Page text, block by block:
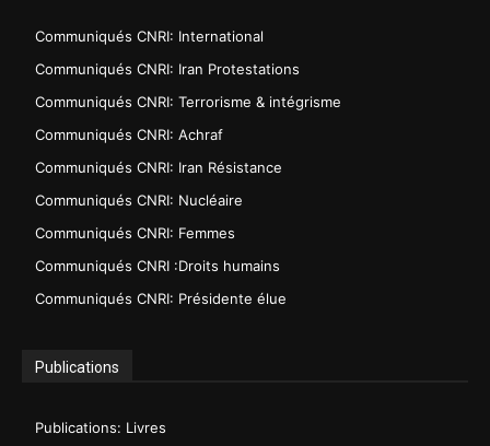
Communiqués CNRI: International
Communiqués CNRI: Iran Protestations
Communiqués CNRI: Terrorisme & intégrisme
Communiqués CNRI: Achraf
Communiqués CNRI: Iran Résistance
Communiqués CNRI: Nucléaire
Communiqués CNRI: Femmes
Communiqués CNRI :Droits humains
Communiqués CNRI: Présidente élue
Publications
Publications: Livres